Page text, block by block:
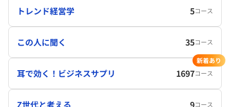
トレンド経営学 5コース
この人に聞く 35コース
耳で効く！ビジネスサプリ 1697コース
新着あり
Z世代と考える 9コース